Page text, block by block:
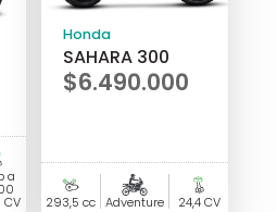
a
CV
Honda
SAHARA 300
$6.490.000
293,5 cc Adventure 24,4 CV